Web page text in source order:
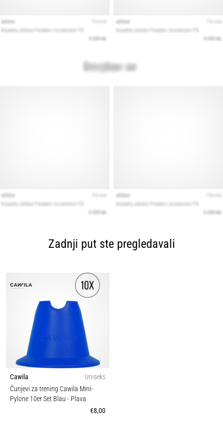
Zadnji put ste pregledavali
Cawila
Uniseks
Čunjevi za trening Cawila Mini-
Pylone 10er Set Blau - Plava
€8,00